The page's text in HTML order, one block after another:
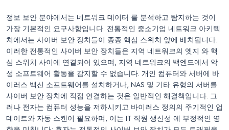
정보 보안 분야에서는 네트워크 데이터 를 분석하고 탐지하는 것이
가장 기본적인 요구사항입니다. 전통적인 중소기업 네트워크 아키텍
처에서는 사이버 보안 장치들이 종종 핵심 스위치 앞에 배치됩니다.
이러한 전통적인 사이버 보안 장치들은 지역 네트워크의 엣지 와 핵
심 스위치 사이에 연결되어 있으며, 지역 네트워크의 백엔드에서 악
성 소프트웨어 활동을 감지할 수 없습니다. 개인 컴퓨터와 서버에 바
이러스 백신 소프트웨어를 설치하거나, NAS 및 기타 유형의 서버를
사이버 보안 장치에 직접 연결하는 것은 일반적인 해결책입니다. 그
러나 전자는 컴퓨터 성능을 저하시키고 바이러스 정의의 주기적인 업
데이트와 자동 스캔이 필요하며, 이는 IT 직원 생산성 에 부정적인 영